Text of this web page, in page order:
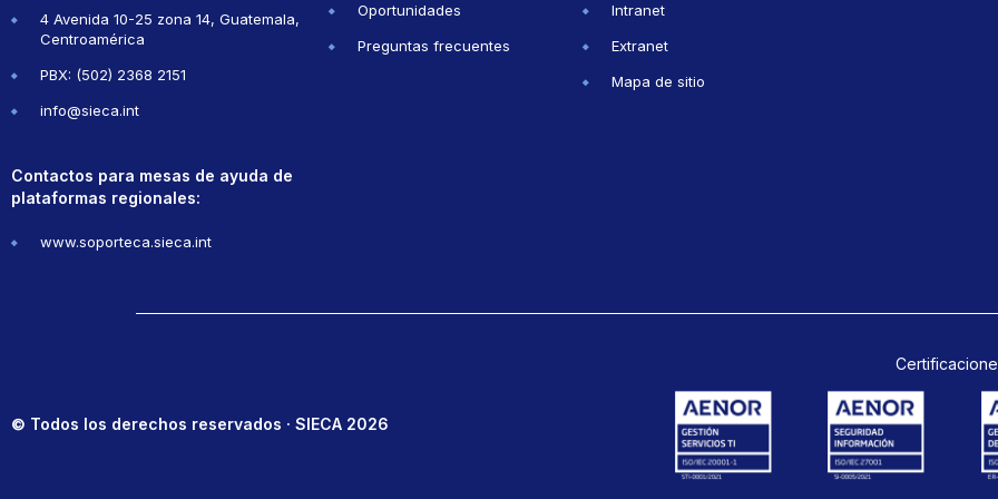
4 Avenida 10-25 zona 14, Guatemala,
Centroamérica
PBX: (502) 2368 2151
info@sieca.int
Contactos para mesas de ayuda de
plataformas regionales:
www.soporteca.sieca.int
Oportunidades
Preguntas frecuentes
Intranet
Extranet
Mapa de sitio
© Todos los derechos reservados · SIECA 2026